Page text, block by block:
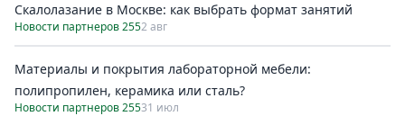
Скалолазание в Москве: как выбрать формат занятий
Новости партнеров 2552 авг
Материалы и покрытия лабораторной мебели:
полипропилен, керамика или сталь?
Новости партнеров 25531 июл